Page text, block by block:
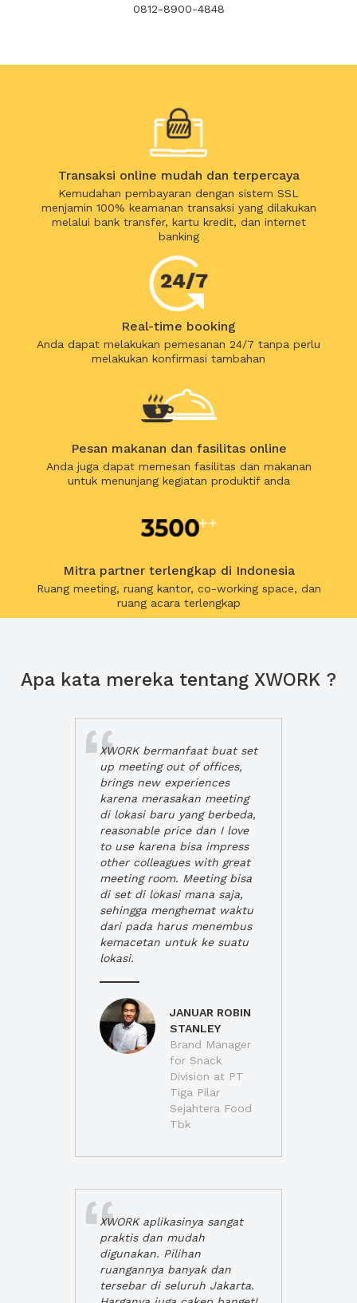
0812-8900-4848
Transaksi online mudah dan terpercaya
Kemudahan pembayaran dengan sistem SSL
menjamin 100% keamanan transaksi yang dilakukan
melalui bank transfer, kartu kredit, dan internet
banking
Real-time booking
Anda dapat melakukan pemesanan 24/7 tanpa perlu
melakukan konfirmasi tambahan
Pesan makanan dan fasilitas online
Anda juga dapat memesan fasilitas dan makanan
untuk menunjang kegiatan produktif anda
Mitra partner terlengkap di Indonesia
Ruang meeting, ruang kantor, co-working space, dan
ruang acara terlengkap
Apa kata mereka tentang XWORK ?
XWORK bermanfaat buat set
up meeting out of offices,
brings new experiences
karena merasakan meeting
di lokasi baru yang berbeda,
reasonable price dan I love
to use karena bisa impress
other colleagues with great
meeting room. Meeting bisa
di set di lokasi mana saja,
sehingga menghemat waktu
dari pada harus menembus
kemacetan untuk ke suatu
lokasi.
JANUAR ROBIN
STANLEY
Brand Manager
for Snack
Division at PT
Tiga Pilar
Sejahtera Food
Tbk
XWORK aplikasinya sangat
praktis dan mudah
digunakan. Pilihan
ruangannya banyak dan
tersebar di seluruh Jakarta.